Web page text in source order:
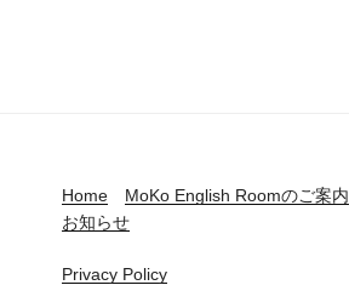
Home MoKo English Roomのご案内
お知らせ
Privacy Policy